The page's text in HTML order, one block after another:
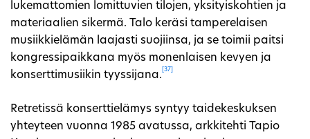
lukemattomien lomittuvien tilojen, yksityiskohtien ja
materiaalien sikermä. Talo keräsi tamperelaisen
musiikkielämän laajasti suojiinsa, ja se toimii paitsi
kongressipaikkana myös monenlaisen kevyen ja
konserttimusiikin tyyssijana.
[37]
Retretissä konserttielämys syntyy taidekeskuksen
yhteyteen vuonna 1985 avatussa, arkkitehti Tapio